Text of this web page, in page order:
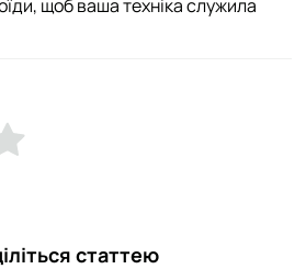
щоб ваша техніка служила
статтею